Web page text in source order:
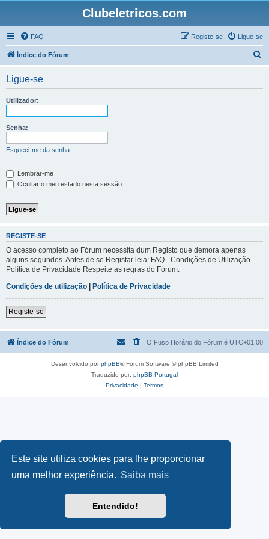
Este site utiliza cookies para lhe proporcionar
uma melhor experiência. Saiba mais
Entendido!
Clubeletricos.com
FAQ Ligue-se
Registe-se
Índice do Fórum
Ligue-se
Utilizador:
Senha:
Esqueci-me da senha
Lembrar-me
Ocultar o meu estado nesta sessão
REGISTE-SE
O acesso completo ao Fórum necessita dum Registo que demora apenas
alguns segundos. Antes de se Registar leia: FAQ - Condições de Utilização -
Política de Privacidade Respeite as regras do Fórum.
Condições de utilização | Política de Privacidade
Registe-se
Índice do Fórum O Fuso Horário do Fórum é UTC+01:00
Desenvolvido porphpBB® Forum Software © phpBB Limited
Traduzido por: phpBB Portugal
Privacidade | Termos